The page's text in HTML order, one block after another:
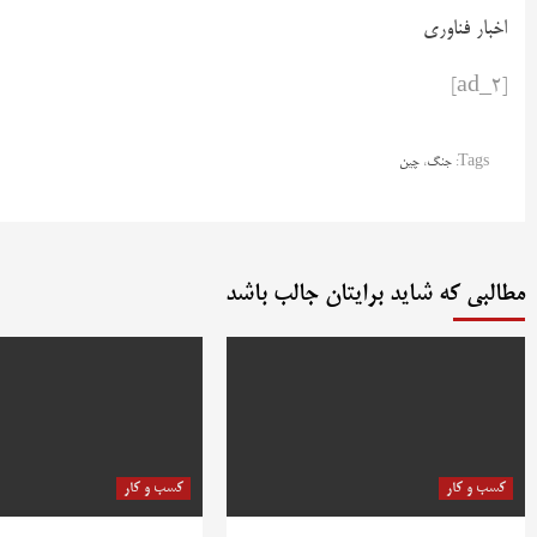
اخبار فناوری
Tags: جنگ، چین
مطالبی که شاید برایتان جالب باشد
کسب و کار کسب و کار